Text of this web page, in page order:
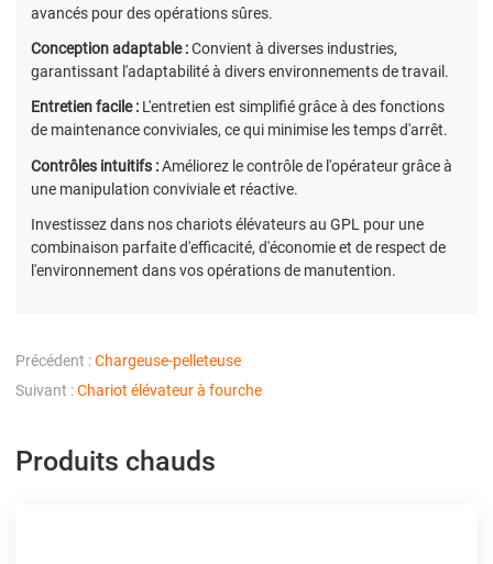
avancés pour des opérations sûres.
Conception adaptable :Convient à diverses industries,
garantissant l'adaptabilité à divers environnements de travail.
Entretien facile : L'entretien est simplifié grâce à des fonctions
de maintenance conviviales, ce qui minimise les temps d'arrêt.
Contrôles intuitifs :Améliorez le contrôle de l'opérateur grâce à
une manipulation conviviale et réactive.
Investissez dans nos chariots élévateurs au GPL pour une
combinaison parfaite d'efficacité, d'économie et de respect de
l'environnement dans vos opérations de manutention.
Précédent :Chargeuse-pelleteuse
Suivant :Chariot élévateur à fourche
Produits chauds